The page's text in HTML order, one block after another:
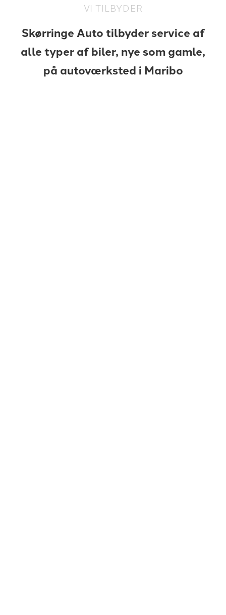
VI TILBYDER
Skørringe Auto tilbyder service af
alle typer af biler, nye som gamle,
på autoværksted i Maribo